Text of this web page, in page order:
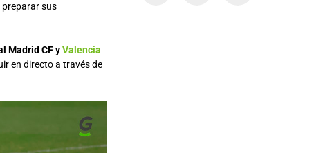
preparar sus
Madrid CF yValencia
en directo a través de